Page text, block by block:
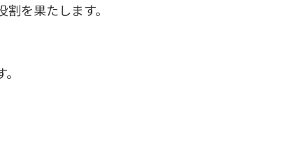
を果たします。